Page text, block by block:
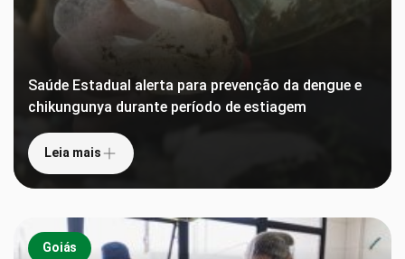
Saúde Estadual alerta para prevenção da dengue e
chikungunya durante período de estiagem
Leia mais
Goiás